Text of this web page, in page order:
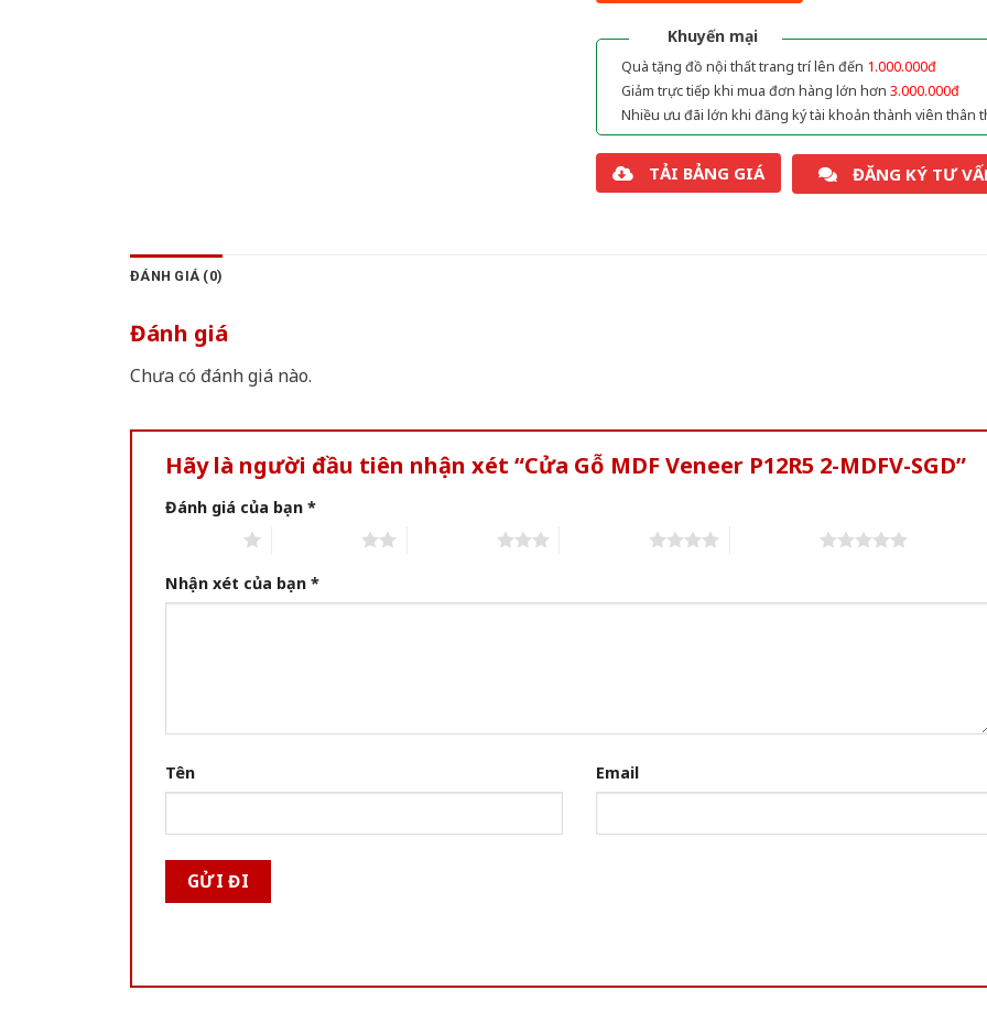
Khuyến mại
Quà tặng đồ nội thất trang trí lên đến 1.000.000đ
Giảm trực tiếp khi mua đơn hàng lớn hơn 3.000.000đ
Nhiều ưu đãi lớn khi đăng ký tài khoản thành viên thân
TẢI BẢNG GIÁ ĐĂNG KÝ TƯ
ĐÁNH GIÁ (0)
Đánh giá
Chưa có đánh giá nào.
Hãy là người đầu tiên nhận xét “Cửa Gỗ MDF Veneer P12R5 2-MDFV-SGD”
Đánh giá của bạn *
Nhận xét của bạn *
Tên Email